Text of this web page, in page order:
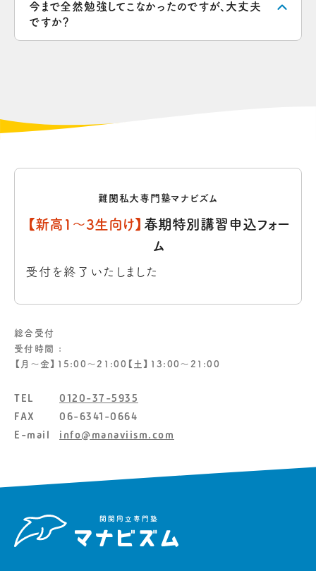
今まで全然勉強してこなかったのですが、大丈夫
ですか？
難関私大専門塾マナビズム
【新高1〜3生向け】 春期特別講習申込フォー
ム
受付を終了いたしました
総合受付
受付時間 :
【月〜金】15:00〜21:00【土】13:00〜21:00
TEL
0120-37-5935
FAX
06-6341-0664
E-mail
info@manaviism.com